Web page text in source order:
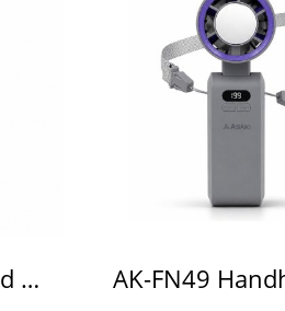
AK-FN48 Handheld Fan